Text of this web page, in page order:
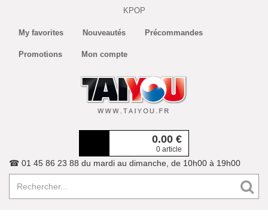
KPOP
My favorites Nouveautés Précommandes
Promotions Mon compte
0.00 €
0 article
☎ 01 45 86 23 88 du mardi au dimanche, de 10h00 à 19h00